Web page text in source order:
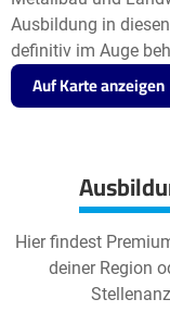
Ausbildung in
definitiv im Auge
Auf Karte anzeigen
Hier findest
deiner Region